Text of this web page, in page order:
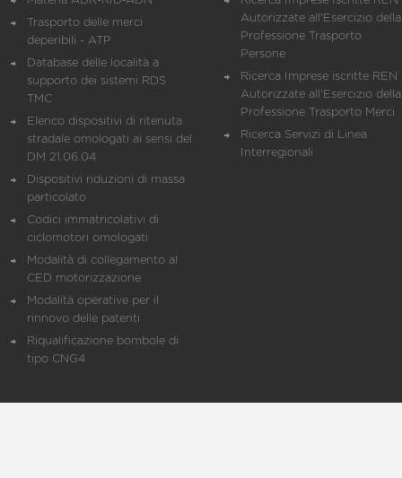
Trasporto delle merci
deperibili - ATP
Database delle località a
supporto dei sistemi RDS
TMC
Elenco dispositivi di ritenuta
stradale omologati ai sensi del
DM 21.06.04
Dispositivi riduzioni di massa
particolato
Codici immatricolativi di
ciclomotori omologati
Modalità di collegamento al
CED motorizzazione
Modalità operative per il
rinnovo delle patenti
Riqualificazione bombole di
tipo CNG4
Autorizzate all'Esercizio della
Professione Trasporto
Persone
Ricerca Imprese iscritte REN
Autorizzate all'Esercizio della
Professione Trasporto Merci
Ricerca Servizi di Linea
Interregionali